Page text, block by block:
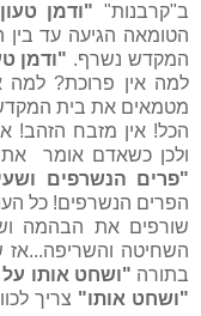
ב"קרבנות" "ודמן
הטומאה הגיעה עד
המקדש נשרף. "ודמן
למה אין פרוכת? למה
מטמאים את בית
הכל! אין מזבח הזהב!
ולכן כשאדם אומר את
"פרים הנשרפים
הפרים הנשרפים! כל
שורפים את הבהמה
השחיטה והשריפה...אז
בתורה "ושחט אותו
"ושחט אותו" צריך